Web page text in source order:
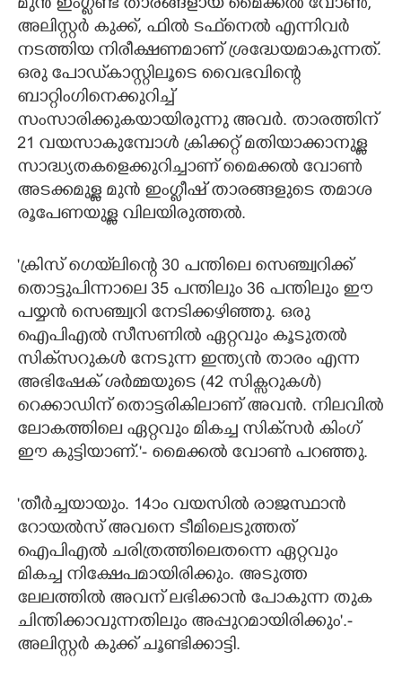
മുൻ ഇംഗ്ലണ്ട് താരങ്ങളായ മൈക്കൽ വോൺ,
അലിസ്റ്റർ കുക്ക്, ഫിൽ ടഫ്‌നെൽ എന്നിവർ
നടത്തിയ നിരീക്ഷണമാണ് ശ്രദ്ധേയമാകുന്നത്.
ഒരു പോഡ്‌കാസ്റ്റിലൂടെ വൈഭവിന്റെ
ബാറ്റിംഗിനെക്കുറിച്ച്
സംസാരിക്കുകയായിരുന്നു അവർ. താരത്തിന്
21 വയസാകുമ്പോൾ ക്രിക്കറ്റ് മതിയാക്കാനുള്ള
സാദ്ധ്യതകളെക്കുറിച്ചാണ് മൈക്കൽ വോൺ
അടക്കമുള്ള മുൻ ഇംഗ്ലീഷ് താരങ്ങളുടെ തമാശ
രൂപേണയുള്ള വിലയിരുത്തൽ.
'ക്രിസ് ഗെയ്‌ലിന്റെ 30 പന്തിലെ സെഞ്ച്വറിക്ക്
തൊട്ടുപിന്നാലെ 35 പന്തിലും 36 പന്തിലും ഈ
പയ്യൻ സെഞ്ച്വറി നേടിക്കഴിഞ്ഞു. ഒരു
ഐപിഎൽ സീസണിൽ ഏറ്റവും കൂടുതൽ
സിക്‌സറുകൾ നേടുന്ന ഇന്ത്യൻ താരം എന്ന
അഭിഷേക് ശർമ്മയുടെ (42 സിക്സറുകൾ)
റെക്കാഡിന് തൊട്ടരികിലാണ് അവൻ. നിലവിൽ
ലോകത്തിലെ ഏറ്റവും മികച്ച സിക്‌സർ കിംഗ്
ഈ കുട്ടിയാണ്.'- മൈക്കൽ വോൺ പറഞ്ഞു.
'തീർച്ചയായും. 14ാം വയസിൽ രാജസ്ഥാൻ
റോയൽസ് അവനെ ടീമിലെടുത്തത്
ഐപിഎൽ ചരിത്രത്തിലെതന്നെ ഏറ്റവും
മികച്ച നിക്ഷേപമായിരിക്കും. അടുത്ത
ലേലത്തിൽ അവന് ലഭിക്കാൻ പോകുന്ന തുക
ചിന്തിക്കാവുന്നതിലും അപ്പുറമായിരിക്കും'.-
അലിസ്റ്റർ കുക്ക് ചൂണ്ടിക്കാട്ടി.